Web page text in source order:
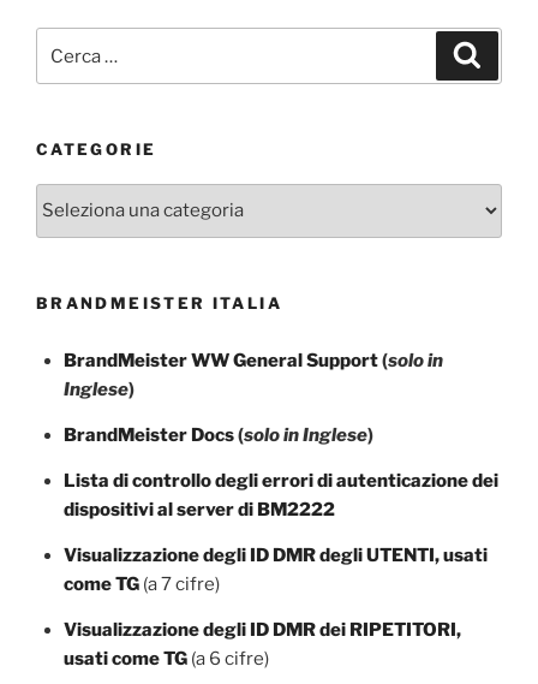
CATEGORIE
Categorie
BRANDMEISTER ITALIA
BrandMeister WW General Support(solo in
Inglese)
BrandMeister Docs(solo in Inglese)
Lista di controllo degli errori di autenticazione dei
dispositivi al server di BM2222
Visualizzazione degli ID DMR degli UTENTI, usati
come TG(a 7 cifre)
Visualizzazione degli ID DMR dei RIPETITORI,
usati come TG(a 6 cifre)